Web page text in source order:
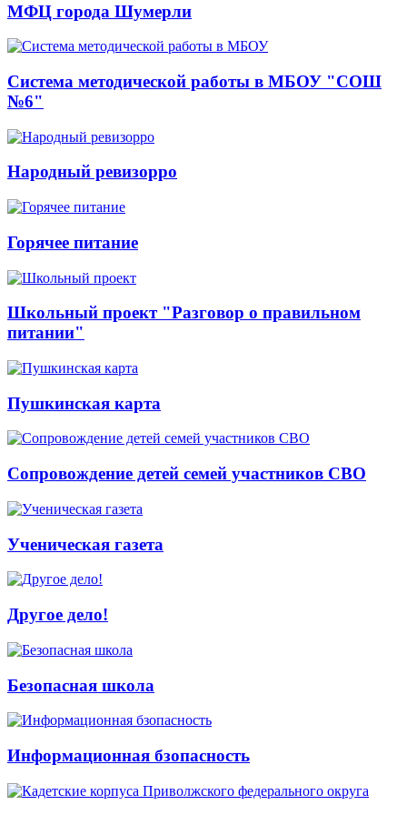
МФЦ города Шумерли
Система методической работы в МБОУ "СОШ
№6"
Народный ревизорро
Горячее питание
Школьный проект "Разговор о правильном
питании"
Пушкинская карта
Сопровождение детей семей участников СВО
Ученическая газета
Другое дело!
Безопасная школа
Информационная бзопасность